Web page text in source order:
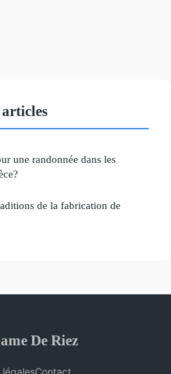
une randonnée dans les
de la fabrication de
De Riez
légalesContact